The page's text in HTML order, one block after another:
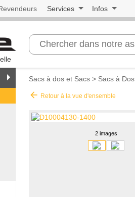
Services Infos
Sacs à dos et Sacs > Sacs à Dos
arrow_back Retour à la vue d'ensemble
2 images